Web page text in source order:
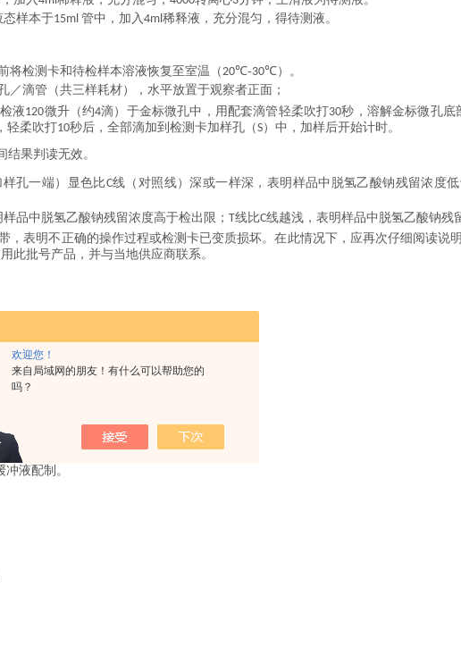
欢迎您！
来自局域网的朋友！有什么可以帮助您的
吗？
态样本于15ml管中，加入4ml稀释液，充分混匀，得待测液。
将检测卡和待检样本溶液恢复至室温（20℃-30℃）。
／滴管（共三样耗材），水平放置于观察者正面；
液120微升（约4滴）于金标微孔中，用配套滴管轻柔吹打30秒，溶解金标微孔底
轻柔吹打10秒后，全部滴加到检测卡加样孔（S）中，加样后开始计时。
结果判读无效。
孔一端）显色比C线（对照线）深或一样深，表明样品中脱氢乙酸钠残留浓度
样品中脱氢乙酸钠残留浓度高于检出限；T线比C线越浅，表明样品中脱氢乙酸钠残
，表明不正确的操作过程或检测卡已变质损坏。在此情况下，应再次仔细阅读说
此批号产品，并与当地供应商联系。
；
；
冲液配制。